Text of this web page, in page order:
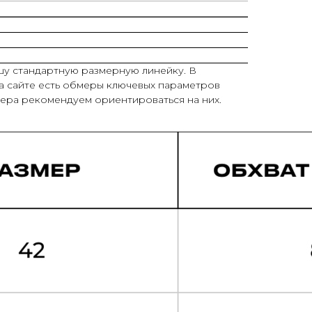
стандартную размерную линейку. В
есть обмеры ключевых параметров
рекомендуем ориентироваться на них.